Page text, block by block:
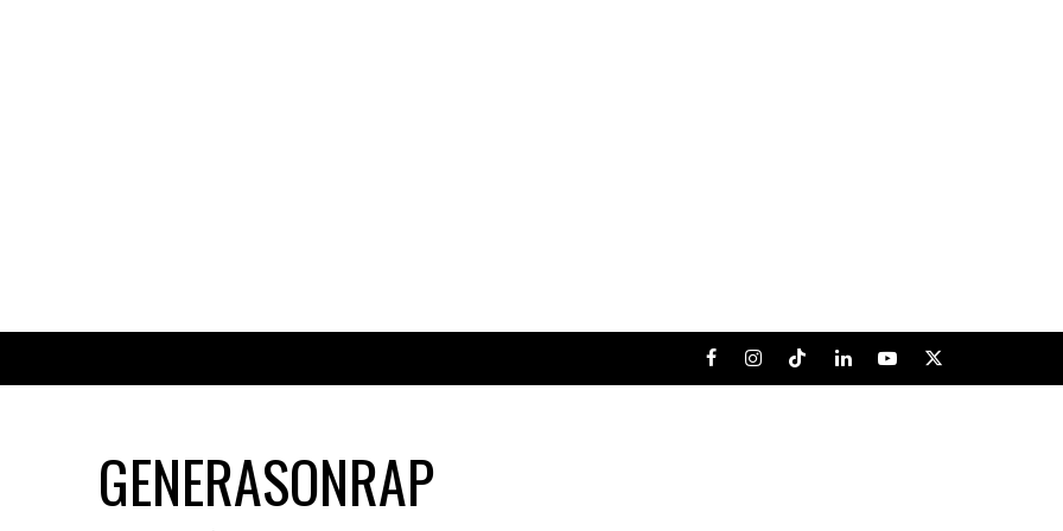
FacebookInstagram
TiktokLinkedInYoutube
X
GENERASONRAP